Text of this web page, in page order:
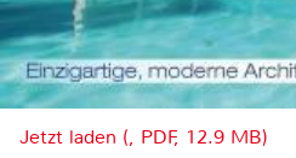
Jetzt laden (, PDF, 12.9 MB)